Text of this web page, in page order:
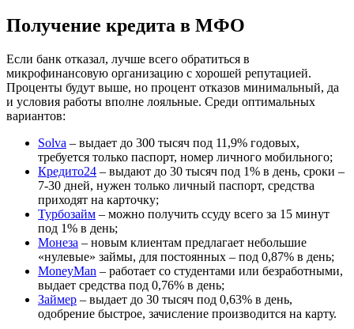
Получение кредита в МФО
Если банк отказал, лучше всего обратиться в
микрофинансовую организацию с хорошей репутацией.
Проценты будут выше, но процент отказов минимальный, да
и условия работы вполне лояльные. Среди оптимальных
вариантов:
Solva – выдает до 300 тысяч под 11,9% годовых,
требуется только паспорт, номер личного мобильного;
Кредито24 – выдают до 30 тысяч под 1% в день, сроки –
7-30 дней, нужен только личный паспорт, средства
приходят на карточку;
Турбозайм – можно получить ссуду всего за 15 минут
под 1% в день;
Монеза – новым клиентам предлагает небольшие
«нулевые» займы, для постоянных – под 0,87% в день;
MoneyMan – работает со студентами или безработными,
выдает средства под 0,76% в день;
Займер – выдает до 30 тысяч под 0,63% в день,
одобрение быстрое, зачисление производится на карту.